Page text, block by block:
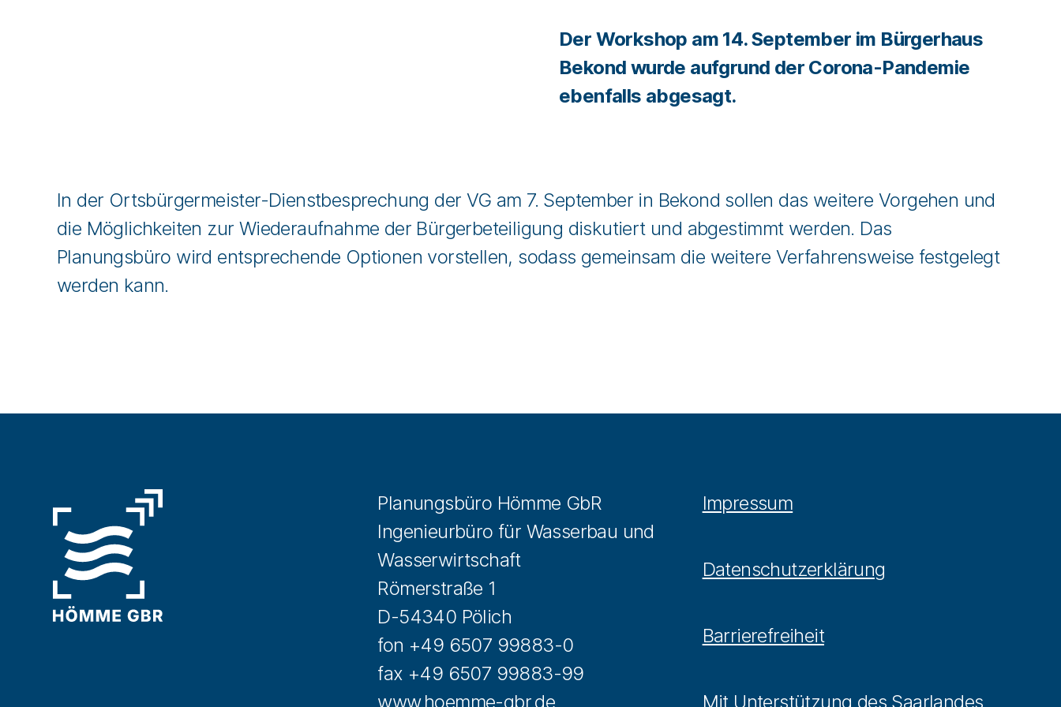
Der Workshop am 14. September im Bürgerhaus
Bekond wurde aufgrund der Corona-Pandemie
ebenfalls abgesagt.
In der Ortsbürgermeister-Dienstbesprechung der VG am 7. September in Bekond sollen das weitere Vorgehen und
die Möglichkeiten zur Wiederaufnahme der Bürgerbeteiligung diskutiert und abgestimmt werden. Das
Planungsbüro wird entsprechende Optionen vorstellen, sodass gemeinsam die weitere Verfahrensweise festgelegt
werden kann.
Planungsbüro Hömme GbR
Ingenieurbüro für Wasserbau und
Wasserwirtschaft
Römerstraße 1
D-54340 Pölich
fon +49 6507 99883-0
fax +49 6507 99883-99
www.hoemme-gbr.de
Impressum
Datenschutzerklärung
Barrierefreiheit
Mit Unterstützung des Saarlandes